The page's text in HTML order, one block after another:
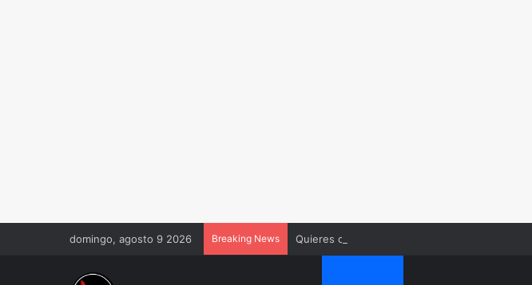
domingo, agosto 9 2026 Breaking News Quieres casa de Vivienda para el Bienestar 2026